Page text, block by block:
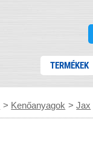
TERMÉKEK
> Kenőanyagok >Jax